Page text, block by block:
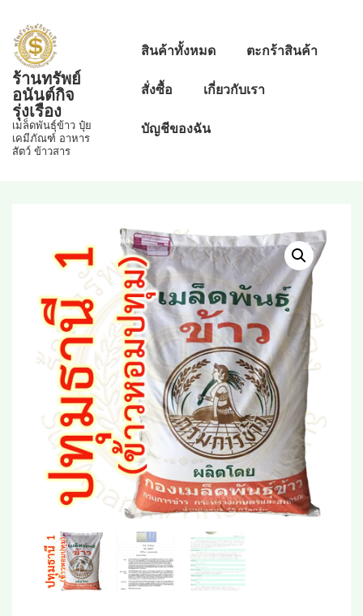
Skip
Main
Content
ร้านทรัพย์
อนันต์กิจ
รุ่งเรือง
เมล็ดพันธุ์ข้าว ปุ๋ย
เคมีภัณฑ์ อาหาร
สัตว์ ข้าวสาร
Main
สินค้าทั้งหมด ตะกร้าสินค้า
สั่งซื้อ เกี่ยวกับเรา
บัญชีของฉัน